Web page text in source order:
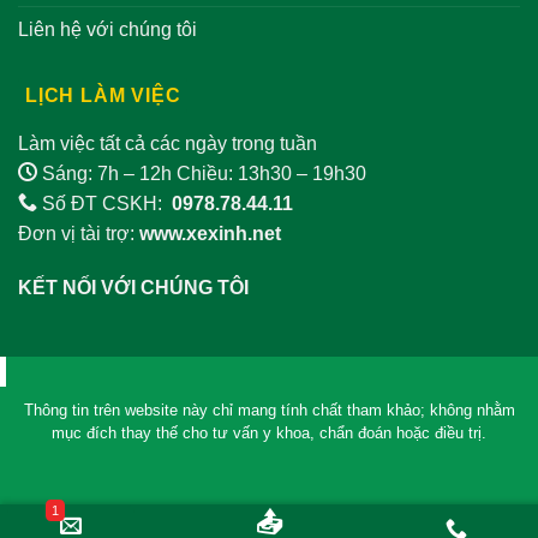
1
Liên hệ với chúng tôi
LỊCH LÀM VIỆC
Làm việc tất cả các ngày trong tuần
Sáng: 7h – 12h Chiều: 13h30 – 19h30
Số ĐT CSKH: 0978.78.44.11
Đơn vị tài trợ: www.xexinh.net
KẾT NỐI VỚI CHÚNG TÔI
📤
Thông tin trên website này chỉ mang tính chất tham khảo; không nhằm
mục đích thay thế cho tư vấn y khoa, chẩn đoán hoặc điều trị.